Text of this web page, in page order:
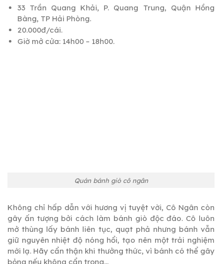
33 Trần Quang Khải, P. Quang Trung, Quận Hồng
Bàng, TP Hải Phòng.
20.000đ/cái.
Giờ mở cửa: 14h00 – 18h00.
Quán bánh giò cô ngân
Không chỉ hấp dẫn với hương vị tuyệt vời, Cô Ngân còn
gây ấn tượng bởi cách làm bánh giò độc đáo. Cô luôn
mở thùng lấy bánh liên tục, quạt phả nhưng bánh vẫn
giữ nguyên nhiệt độ nóng hổi, tạo nên một trải nghiệm
mới lạ. Hãy cẩn thận khi thưởng thức, vì bánh có thể gây
bỏng nếu không cẩn trọng…